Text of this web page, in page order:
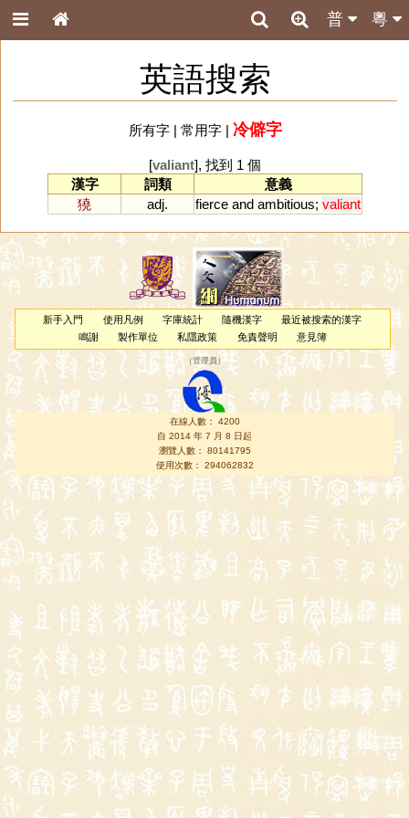
粵
普
英語搜索
所有字| 常用字| 冷僻字
[valiant], 找到 1 個
漢字
詞類
意義
獟
adj. fierce and ambitious; valiant
新手入門 使用凡例 字庫統計 隨機漢字
最近被搜索的漢字
鳴謝
製作單位 私隱政策 免責聲明 意見簿
（管理員 ）
在線人數： 4200
自 2014 年 7 月 8 日起
瀏覽人數： 80141795
使用次數： 294062832